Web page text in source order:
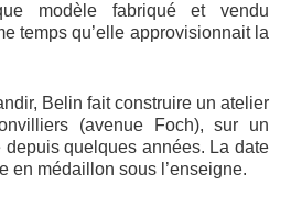
modèle fabriqué et vendu
temps qu’elle approvisionnait la
Belin fait construire un atelier
(avenue Foch), sur un
depuis quelques années. La date
en médaillon sous l’enseigne.